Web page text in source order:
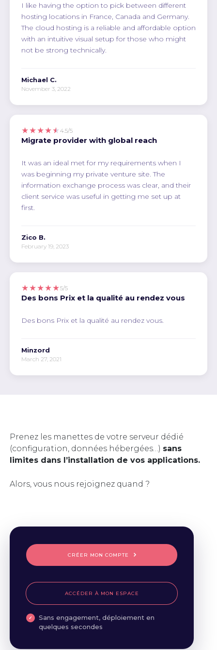
I like having the option to pick between different
hosting locations in France, Canada and Germany.
The cloud hosting is a reliable and affordable option
with an intuitive visual setup for those who might
not be strong technically.
Michael C.
November 3, 2022
★★★★★ 4.5/5
Migrate provider with global reach
It was an ideal met for my requirements when I
was beginning my private venture site. The
information exchange process was clear, and their
client service was useful in getting me set up at
first.
Zico B.
February 19, 2023
★★★★★5/5
Des bons Prix et la qualité au rendez vous
Des bons Prix et la qualité au rendez vous.
Minzord
March 27, 2021
Prenez les manettes de votre serveur dédié
(configuration, données hébergées…) sans
limites dans l’installation de vos applications.
Alors, vous nous rejoignez quand ?
CRÉER MON COMPTE
ACCÉDER À MON ESPACE
Sans engagement, déploiement en
quelques secondes